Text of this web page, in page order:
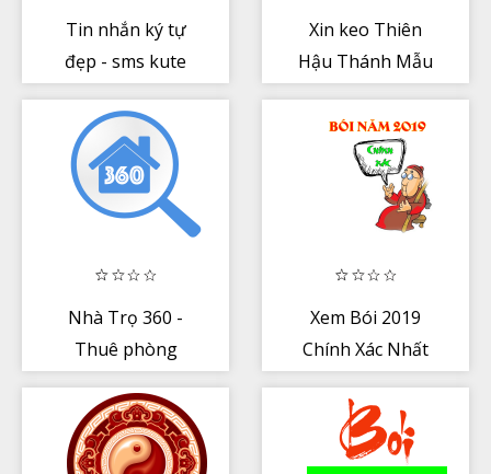
Tin nhắn ký tự
đẹp - sms kute
Xin keo Thiên
Hậu Thánh Mẫu
Nhà Trọ 360 -
Thuê phòng
Xem Bói 2019
Chính Xác Nhất